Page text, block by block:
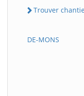
Trouver
DE-MONS